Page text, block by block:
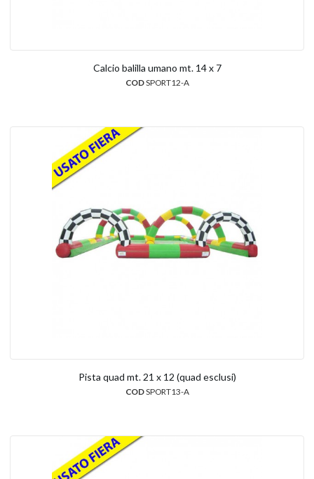
Calcio balilla umano mt. 14 x 7
CODSPORT12-A
Pista quad mt. 21 x 12 (quad esclusi)
CODSPORT13-A